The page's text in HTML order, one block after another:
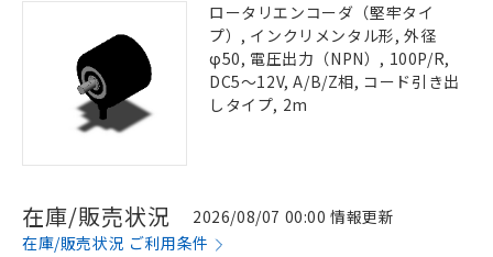
ロータリエンコーダ（堅牢タイ
プ）, インクリメンタル形, 外径
φ50, 電圧出力（NPN）, 100P/R,
DC5～12V, A/B/Z相, コード引き出
しタイプ, 2m
在庫/販売状況
2026/08/07 00:00 情報更新
在庫/販売状況 ご利用条件